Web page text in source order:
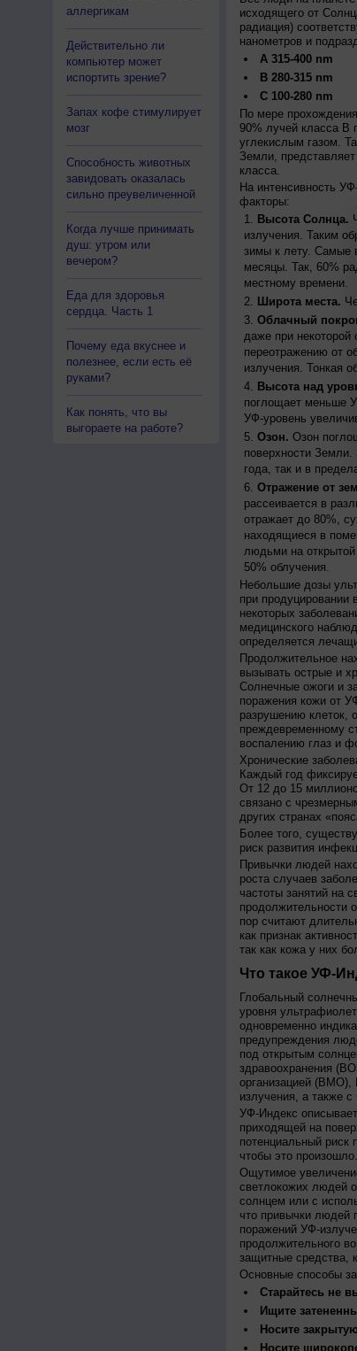
аллергикам
Действительно ли
компьютер может
испортить зрение?
Запах кофе стимулирует
мозг
Способность животных
завидовать оказалась
сильно преувеличенной
Когда лучше принимать
душ: утром или
вечером?
Еда для здоровья
сердца. Часть 1
Почему еда вкуснее и
полезнее, если есть её
руками?
Как понять, что вы
выгораете на работе?
исходящего от
радиация)
нанометров и
A 315-400 nm
B 280-315 nm
C 100-280 nm
По мере
90% лучей класса B
углекислым газом.
Земли,
класса.
На интенсивность
факторы:
Высота Солнца.
излучения. Таким
зимы к лету. Самые
месяцы. Так, 60%
местному времени.
Широта места.
Облачный
даже при некоторой
переотражению от
излучения. Тонкая
Высота над
поглощает меньше
УФ-уровень
Озон. Озон
поверхности Земли.
года, так и в
Отражение от
рассеивается в
отражает до 80%,
находящиеся в
людьми на
50% облучения.
Небольшие дозы
при продуцировании
некоторых
медицинского
определяется
Продолжительное
вызывать острые и
Солнечные ожоги и
поражения кожи от
разрушению клеток,
преждевременному
воспалению глаз и
Хронические
Каждый год
От 12 до 15
связано с
других странах
Более того,
риск развития
Привычки людей
роста случаев
частоты занятий на
продолжительности
пор считают
как признак
так как кожа у них
Что такое УФ-
Глобальный
уровня
одновременно
предупреждения
под открытым
здравоохранения
организацией (ВМО),
излучения, а также
УФ-Индекс
приходящей на
потенциальный риск
чтобы это произошло.
Ощутимое
светлокожих людей
солнцем или с
что привычки людей
поражений УФ-
продолжительного
защитные средства,
Основные способы
Старайтесь не
Ищите
Носите
Носите